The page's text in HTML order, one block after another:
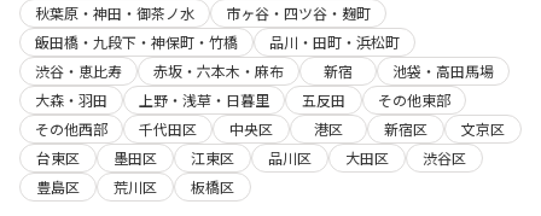
秋葉原・神田・御茶ノ水
市ヶ谷・四ツ谷・麹町
飯田橋・九段下・神保町・竹橋
品川・田町・浜松町
渋谷・恵比寿
赤坂・六本木・麻布 新宿
池袋・高田馬場
大森・羽田
上野・浅草・日暮里 五反田
その他東部
その他西部
千代田区 中央区 港区 新宿区
文京区
台東区
墨田区 江東区 品川区 大田区
渋谷区
豊島区
荒川区
板橋区